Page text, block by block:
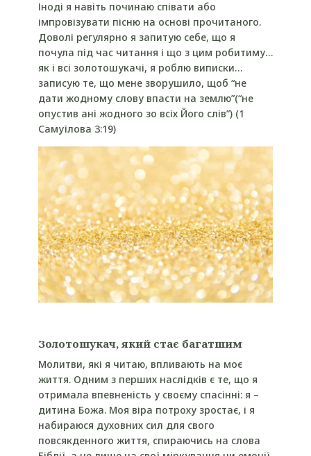
Іноді я навіть починаю співати або
імпровізувати пісню на основі прочитаного.
Доволі регулярно я запитую себе, що я
почула під час читання і що з цим робитиму…
як і всі золотошукачі, я роблю виписки…
записую те, що мене зворушило, щоб “не
дати жодному слову впасти на землю”(“не
опустив ані жодного зо всіх Його слів”) (1
Самуїлова 3:19)
Золотошукач, який стає багатшим
Молитви, які я читаю, впливають на моє
життя. Одним з перших наслідків є те, що я
отримала впевненість у своєму спасінні: я –
дитина Божа. Моя віра потроху зростає, і я
набираюся духовних сил для свого
повсякденного життя, спираючись на слова